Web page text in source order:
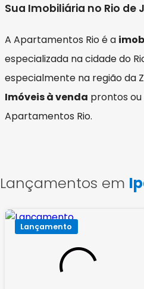
Sua Imobiliária no Rio de
A Apartamentos Rio é a
especializada na cidade do
especialmente na região da
Imóveis à venda prontos
Apartamentos Rio.
Lançamentos em
Lançamento